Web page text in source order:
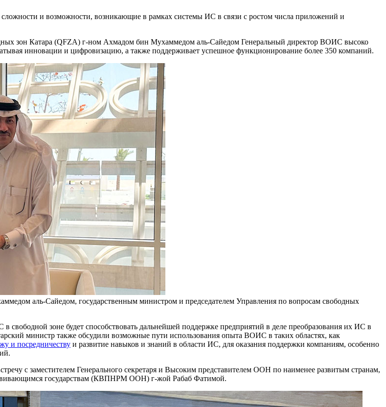
и возможности, возникающие в рамках системы ИС в связи с ростом числа приложений и
зон Катара (QFZA) г-ном Ахмадом бин Мухаммедом аль-Сайедом Генеральный директор ВОИС высоко
инновации и цифровизацию, а также поддерживает успешное функционирование более 350 компаний.
аль-Сайедом, государственным министром и председателем Управления по вопросам свободных
зоне будет способствовать дальнейшей поддержке предприятий в деле преобразования их ИС в
министр также обсудили возможные пути использования опыта ВОИС в таких областях, как
и посредничеству и развитие навыков и знаний в области ИС, для оказания поддержки компаниям, особенно
с заместителем Генерального секретаря и Высоким представителем ООН по наименее развитым странам,
государствам (КВПНРМ ООН) г-жой Рабаб Фатимой.